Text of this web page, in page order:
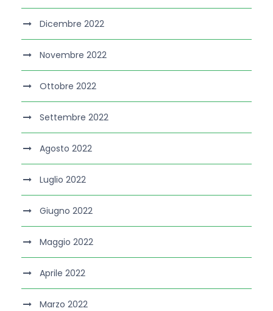
Dicembre 2022
Novembre 2022
Ottobre 2022
Settembre 2022
Agosto 2022
Luglio 2022
Giugno 2022
Maggio 2022
Aprile 2022
Marzo 2022